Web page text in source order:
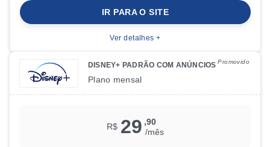
IR PARA O SITE
Ver detalhes +
Promovido
DISNEY+ PADRÃO COM ANÚNCIOS
Plano mensal
R$ 29 ,90
/mês